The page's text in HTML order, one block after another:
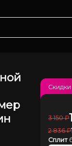
3 150 ₽
2 836 ₽
Сплит